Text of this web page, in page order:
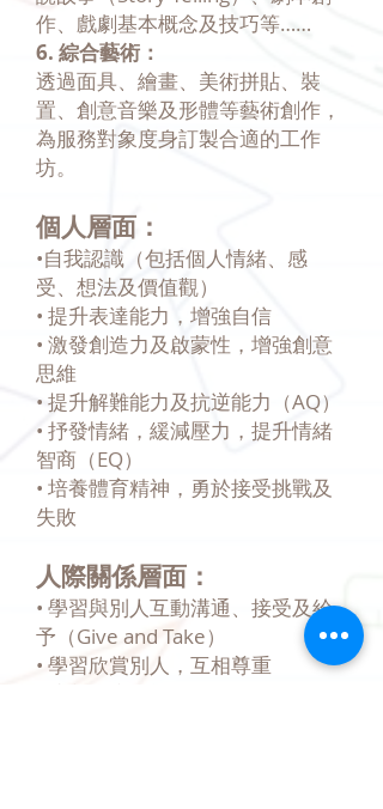
作、戲劇基本概念及技巧等……
6. 綜合藝術：
透過面具、繪畫、美術拼貼、裝
置、創意音樂及形體等藝術創作，
為服務對象度身訂製合適的工作
坊。
個人層面：
•自我認識（包括個人情緒、感
受、想法及價值觀）
• 提升表達能力，增強自信
• 激發創造力及啟蒙性，增強創意
思維
• 提升解難能力及抗逆能力（AQ）
• 抒發情緒，緩減壓力，提升情緒
智商（EQ）
• 培養體育精神，勇於接受挑戰及
失敗
人際關係層面：
• 學習與別人互動溝通、接受及給
予 （Give and Take）
• 學習欣賞別人，互相尊重